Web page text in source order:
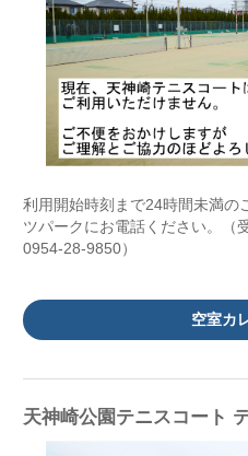
利用開始時刻まで24時間未満の
ツパークにお電話ください。（
0954-28-9850）
空室カ
天神崎公園テニスコート